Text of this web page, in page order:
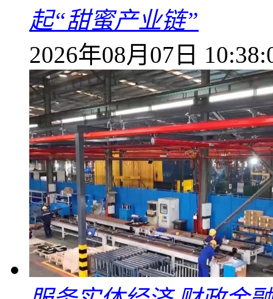
起“甜蜜产业链”
2026年08月07日